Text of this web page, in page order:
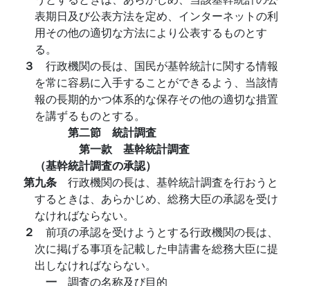
表期日及び公表方法を定め、インターネットの利
用その他の適切な方法により公表するものとす
る。
３ 行政機関の長は、国民が基幹統計に関する情報
を常に容易に入手することができるよう、当該情
報の長期的かつ体系的な保存その他の適切な措置
を講ずるものとする。
第二節 統計調査
第一款 基幹統計調査
（基幹統計調査の承認）
第九条 行政機関の長は、基幹統計調査を行おうと
するときは、あらかじめ、総務大臣の承認を受け
なければならない。
２ 前項の承認を受けようとする行政機関の長は、
次に掲げる事項を記載した申請書を総務大臣に提
出しなければならない。
一 調査の名称及び目的